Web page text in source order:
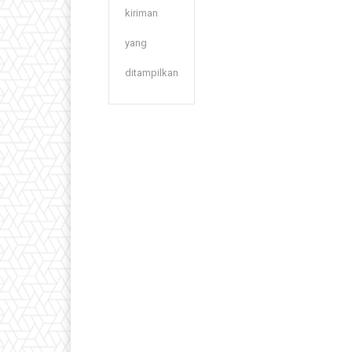
kiriman
yang
ditampilkan